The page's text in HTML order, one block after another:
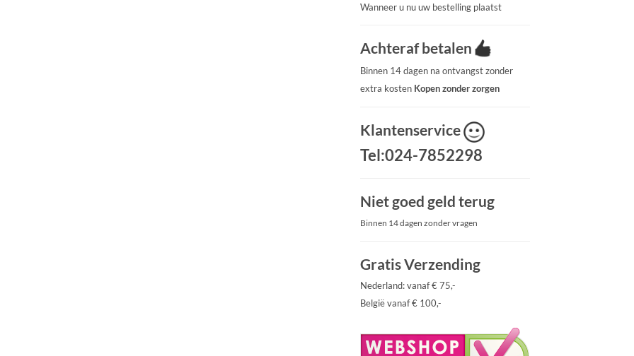
Wanneer u nu uw bestelling plaatst
Achteraf betalen
Binnen 14 dagen na ontvangst zonder
extra kosten Kopen zonder zorgen
Klantenservice
Tel:024-7852298
Niet goed geld terug
Binnen 14 dagen zonder vragen
Gratis Verzending
Nederland: vanaf € 75,-
België vanaf € 100,-